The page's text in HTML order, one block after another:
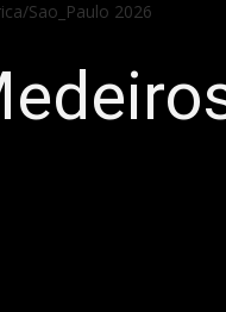
Sao_Paulo 2026